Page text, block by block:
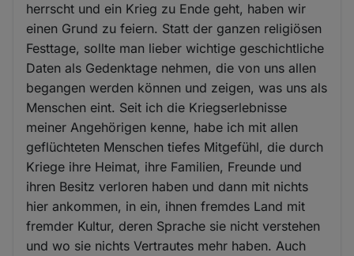
herrscht und ein Krieg zu Ende geht, haben wir
einen Grund zu feiern. Statt der ganzen religiösen
Festtage, sollte man lieber wichtige geschichtliche
Daten als Gedenktage nehmen, die von uns allen
begangen werden können und zeigen, was uns als
Menschen eint. Seit ich die Kriegserlebnisse
meiner Angehörigen kenne, habe ich mit allen
geflüchteten Menschen tiefes Mitgefühl, die durch
Kriege ihre Heimat, ihre Familien, Freunde und
ihren Besitz verloren haben und dann mit nichts
hier ankommen, in ein, ihnen fremdes Land mit
fremder Kultur, deren Sprache sie nicht verstehen
und wo sie nichts Vertrautes mehr haben. Auch